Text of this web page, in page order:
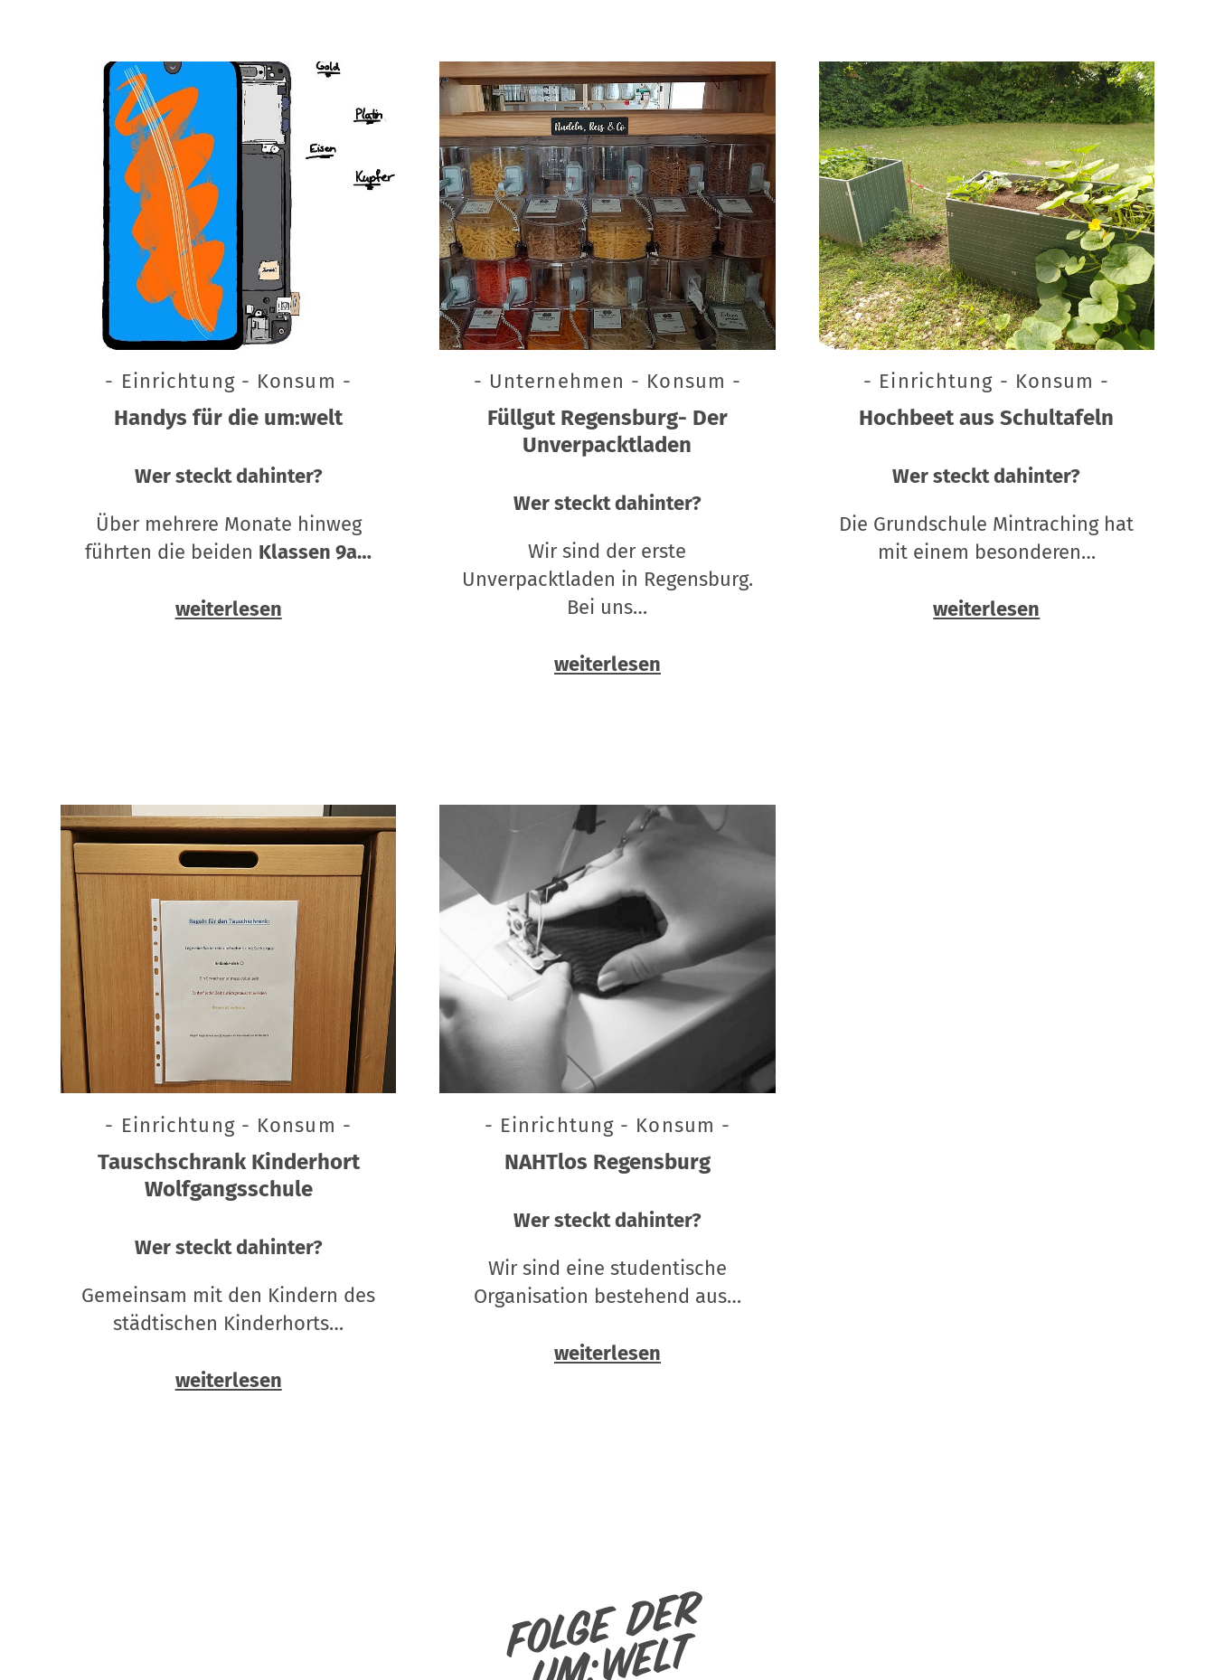
- Einrichtung - Konsum -
Handys für die um:welt
Wer steckt dahinter?
Über mehrere Monate hinweg
führten die beiden Klassen 9a…
weiterlesen
- Unternehmen - Konsum -
Füllgut Regensburg- Der
Unverpacktladen
Wer steckt dahinter?
Wir sind der erste
Unverpacktladen in Regensburg.
Bei uns…
weiterlesen
- Einrichtung - Konsum -
Hochbeet aus Schultafeln
Wer steckt dahinter?
Die Grundschule Mintraching hat
mit einem besonderen…
weiterlesen
- Einrichtung - Konsum -
Tauschschrank Kinderhort
Wolfgangsschule
Wer steckt dahinter?
Gemeinsam mit den Kindern des
städtischen Kinderhorts…
weiterlesen
- Einrichtung - Konsum -
NAHTlos Regensburg
Wer steckt dahinter?
Wir sind eine studentische
Organisation bestehend aus…
weiterlesen
Folge der
um:welt